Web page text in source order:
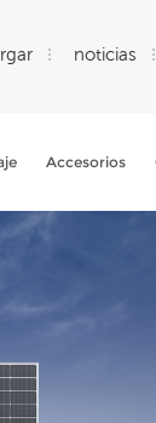
noticias
Accesorios